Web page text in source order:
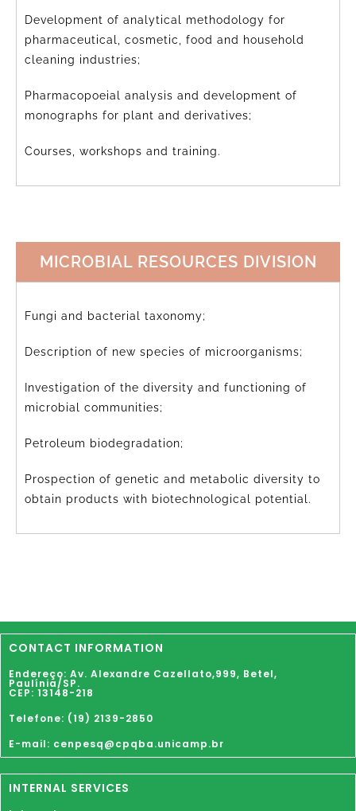
Development of analytical methodology for
pharmaceutical, cosmetic, food and household
cleaning industries;
Pharmacopoeial analysis and development of
monographs for plant and derivatives;
Courses, workshops and training.
MICROBIAL RESOURCES DIVISION
Fungi and bacterial taxonomy;
Description of new species of microorganisms;
Investigation of the diversity and functioning of
microbial communities;
Petroleum biodegradation;
Prospection of genetic and metabolic diversity to
obtain products with biotechnological potential.
CONTACT INFORMATION
Endereço: Av. Alexandre Cazellato,999, Betel,
Paulínia/SP.
CEP: 13148-218
Telefone: (19) 2139-2850
E-mail: cenpesq@cpqba.unicamp.br
INTERNAL SERVICES